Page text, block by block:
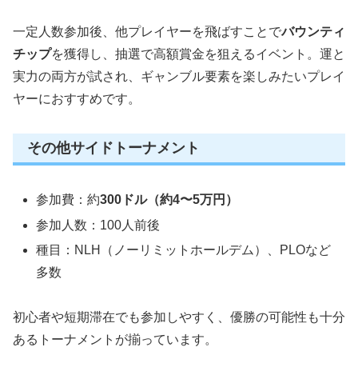
一定人数参加後、他プレイヤーを飛ばすことでバウンティ
チップを獲得し、抽選で高額賞金を狙えるイベント。運と
実力の両方が試され、ギャンブル要素を楽しみたいプレイ
ヤーにおすすめです。
その他サイドトーナメント
参加費：約300ドル（約4〜5万円）
参加人数：100人前後
種目：NLH（ノーリミットホールデム）、PLOなど
多数
初心者や短期滞在でも参加しやすく、優勝の可能性も十分
あるトーナメントが揃っています。